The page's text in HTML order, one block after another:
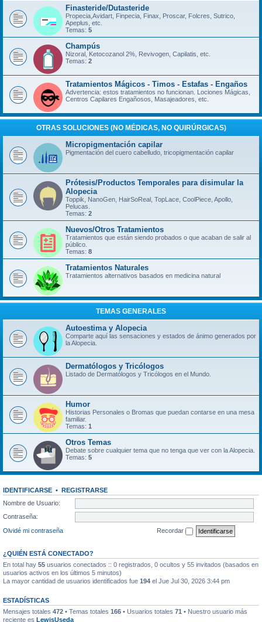
Finasteride/Dutasteride
Propecia,Avidart, Finpecia, Finax, Proscar, Folcres, Sutrico,
Apeplus, etc.
Temas: 5
Champús
Nizoral, Ketocozanol 2%, Revivogen, Capilatis, etc.
Temas: 2
Tratamientos Mágicos - Timos - Estafas - Engaños
Advertencia: estos tratamientos no funcionan. Lociones Mágicas,
Centros Capilares Engañosos, Masajeadores, etc.
OTRAS SOLUCIONES (NO MÉDICAS, NO QUIRÚRGICAS)
Micropigmentación capilar
Pigmentación del cuero cabelludo, tricopigmentación capilar
Prótesis/Productos Temporales para disimular la
Alopecia
Toppik, NanoGen, HairSoReal, TopLace, CoolPiece, Apollo,
Pelucas.
Temas: 2
Nuevos/Otros Tratamientos
Tratamientos que están siendo probados o que acaban de salir al
público.
Temas: 8
Tratamientos Naturales
Tratamientos alternativos basados en medicina natural
TEMAS GENERALES
Autoestima y Alopecia
Comparte aquí las sensaciones y estados de ánimo generados por
la Alopecia.
Dermatólogos y Tricólogos
Listado de Dermatólogos y Tricólogos en el Mundo.
Humor
Historias Personales o Bromas que puedan contarse en una mesa
familiar.
Temas: 1
Otros Temas
Debate sobre cualquier tema que no tenga que ver con la Alopecia.
Temas: 5
IDENTIFICARSE • REGISTRARSE
Nombre de Usuario:
Contraseña:
Olvidé mi contraseña
Recordar
¿QUIÉN ESTÁ CONECTADO?
En total hay 55 usuarios conectados :: 0 registrados, 0 ocultos y 55 invitados (basados en
usuarios activos en los últimos 5 minutos)
La mayor cantidad de usuarios identificados fue 194 el Jue Jul 30, 2026 3:44 pm
ESTADÍSTICAS
Mensajes totales 472 • Temas totales 166 • Usuarios totales 71 • Nuestro usuario más
reciente es LewisUseda